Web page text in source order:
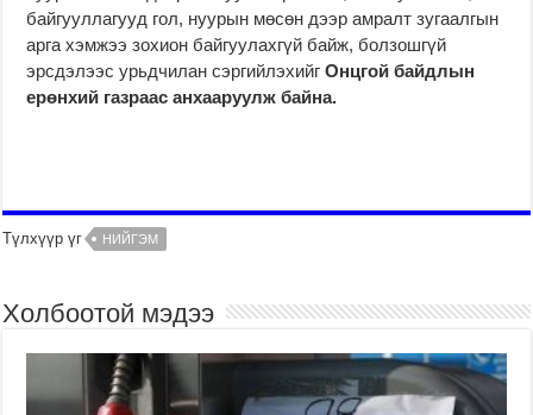
байгууллагууд гол, нуурын мөсөн дээр амралт зугаалгын
арга хэмжээ зохион байгуулахгүй байж, болзошгүй
эрсдэлээс урьдчилан сэргийлэхийгОнцгой байдлын
ерөнхий газраас анхааруулж байна.
Түлхүүр үг НИЙГЭМ
Холбоотой мэдээ